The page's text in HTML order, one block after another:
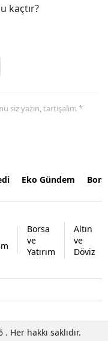
kaçtır?
siz yazın, tartışalım *
Eko Gündem
Borsa
ve
Yatırım
Altın
ve
Döviz
Her hakkı saklıdır.